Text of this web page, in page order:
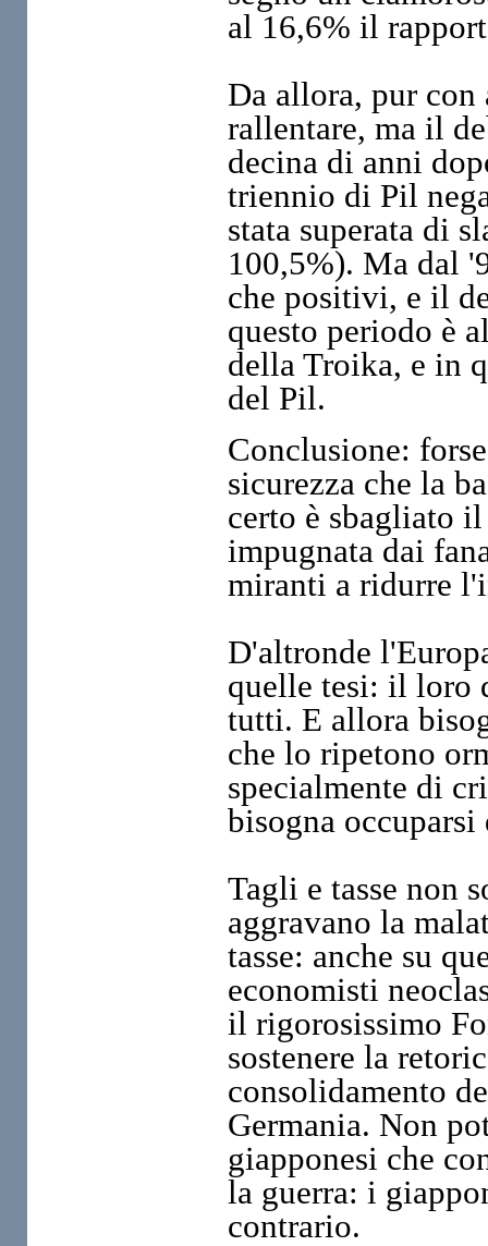
al 16,6% il
Da allora, pur
rallentare, ma il
decina di anni
triennio di Pil
stata superata di
100,5%). Ma dal
che positivi, e il
questo periodo è
della Troika, e in
del Pil.
Conclusione:
sicurezza che la
certo è sbagliato
impugnata dai
miranti a ridurre
D'altronde
quelle tesi: il loro
tutti. E allora
che lo ripetono
specialmente di
bisogna
Tagli e tasse non
aggravano la
tasse: anche su
economisti
il rigorosissimo
sostenere la
consolidamento
Germania. Non
giapponesi che
la guerra: i
contrario.